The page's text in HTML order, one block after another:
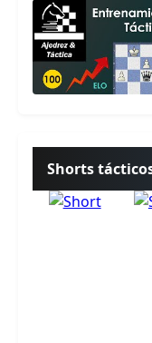
Shorts